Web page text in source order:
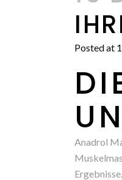
Posted at
Anadrol
Ergebnisse.